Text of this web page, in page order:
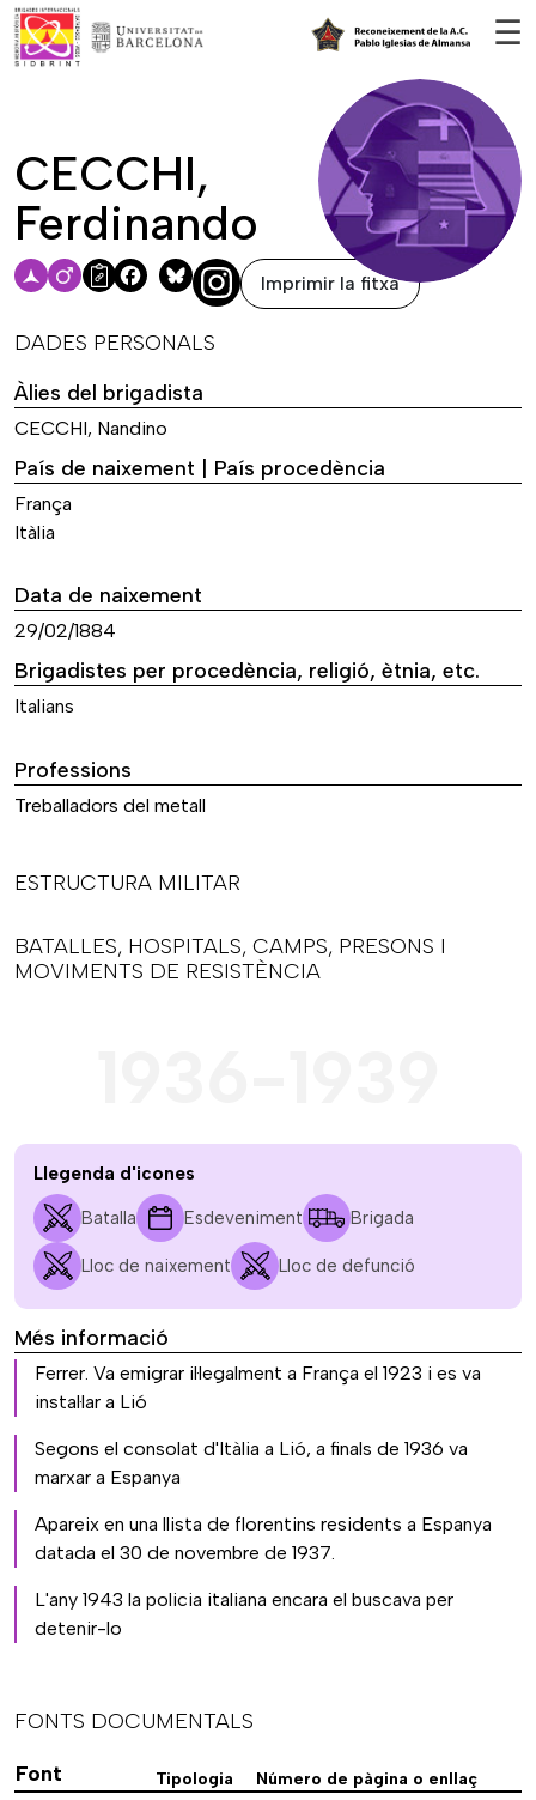
☰
CECCHI,
Ferdinando
Facebook
Bluesky Imprimir la fitxa
DADES PERSONALS
Àlies del brigadista
CECCHI, Nandino
País de naixement | País procedència
França
Itàlia
Data de naixement
29/02/1884
Brigadistes per procedència, religió, ètnia, etc.
Italians
Professions
Treballadors del metall
ESTRUCTURA MILITAR
BATALLES, HOSPITALS, CAMPS, PRESONS I
MOVIMENTS DE RESISTÈNCIA
Llegenda d'icones
Batalla Esdeveniment Brigada
Lloc de naixement Lloc de defunció
Més informació
Ferrer. Va emigrar il·legalment a França el 1923 i es va
instal·lar a Lió
Segons el consolat d'Itàlia a Lió, a finals de 1936 va
marxar a Espanya
Apareix en una llista de florentins residents a Espanya
datada el 30 de novembre de 1937.
L'any 1943 la policia italiana encara el buscava per
detenir-lo
FONTS DOCUMENTALS
Font
Tipologia Número de pàgina o enllaç